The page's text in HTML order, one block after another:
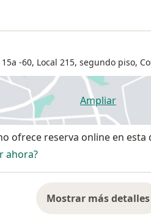
-60, Local 215, segundo piso,
Ampliarse abre en
ofrece reserva online en esta
ahora?
Mostrar más detalles
sobre la